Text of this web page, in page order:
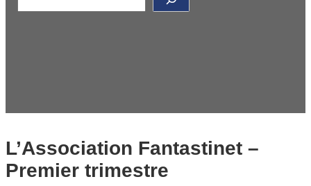
c
L’Association Fantastinet –
Premier trimestre